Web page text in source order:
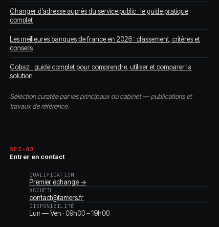
Changer d’adresse auprès du service public : le guide pratique
complet
Les meilleures banques de france en 2026 : classement, critères et
conseils
Cobaz : guide complet pour comprendre, utiliser et comparer la
solution
Sélection curatée par les principaux du cabinet — publications et
travaux de référence.
SEC-03
Entrer en contact
QUALIFICATION
Premier échange →
ACCUEIL
contact@tamers.fr
DISPONIBILITÉ
Lun — Ven · 09h00 – 19h00